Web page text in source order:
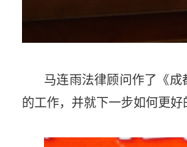
马连雨法律顾问作了《
的工作，并就下一步如何更